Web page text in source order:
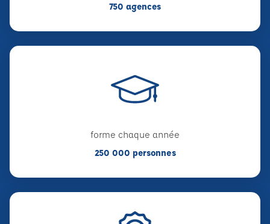
750 agences
forme chaque année
250 000 personnes